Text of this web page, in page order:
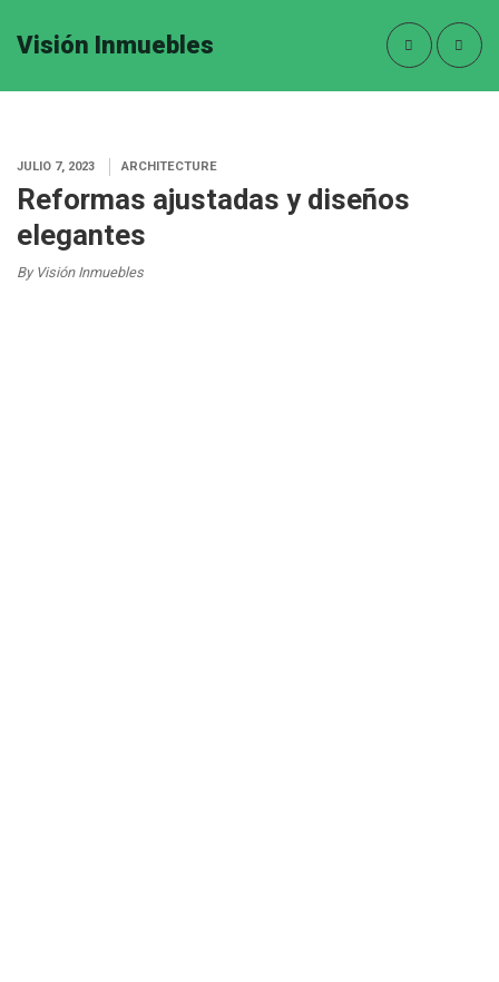
Visión Inmuebles
JULIO 7, 2023 ARCHITECTURE
Reformas ajustadas y diseños
elegantes
By Visión Inmuebles